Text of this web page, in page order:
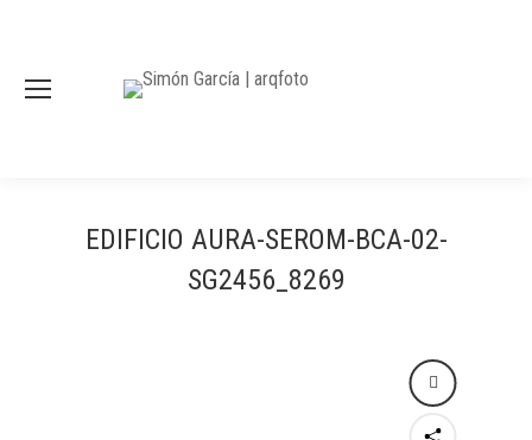
EDIFICIO AURA-SEROM-BCA-02-
SG2456_8269